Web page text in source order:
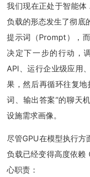
我们现在正处于智能
负载的形态发生了彻底
提示词（Prompt），
决定下一步的行动，
API、运行企业级应用
果，然后再循环往复
词、输出答案”的聊天
设施需求画像。
尽管GPU在模型执行方
负载已经变得高度依赖
心职责：